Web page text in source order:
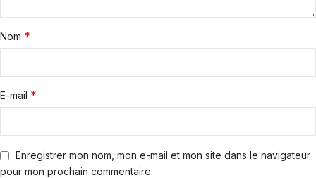
Nom *
E-mail *
Enregistrer mon nom, mon e-mail et mon site dans le navigateur
pour mon prochain commentaire.